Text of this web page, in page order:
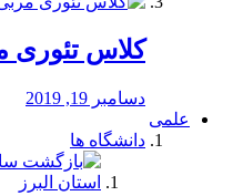
کلاس تئوری
دسامبر 19, 2019
علمی
دانشگاه ها